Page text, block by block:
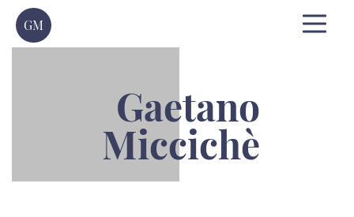
GM
Gaetano
Miccichè